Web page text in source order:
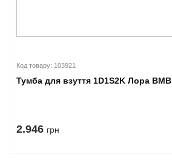
Код товару: 103921
Тумба для взуття 1D1S2K Лора ВМВ
2.946 грн